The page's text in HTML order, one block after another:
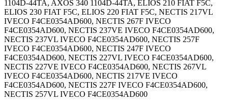
1104D-44TA, AXOS 340 1104D-44TA, ELIOS 210 FIAT F5C,
ELIOS 230 FIAT F5C, ELIOS 220 FIAT F5C, NECTIS 217VL
IVECO F4CE0354AD600, NECTIS 267F IVECO
F4CE0354AD600, NECTIS 237VE IVECO F4CE0354AD600,
NECTIS 237VL IVECO F4CE0354AD600, NECTIS 257F
IVECO F4CE0354AD600, NECTIS 247F IVECO
F4CE0354AD600, NECTIS 227VL IVECO F4CE0354AD600,
NECTIS 227VE IVECO F4CE0354AD600, NECTIS 267VL
IVECO F4CE0354AD600, NECTIS 217VE IVECO
F4CE0354AD600, NECTIS 227F IVECO F4CE0354AD600,
NECTIS 257VL IVECO F4CE0354AD600